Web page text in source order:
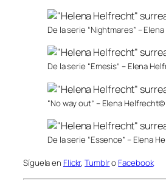
De la serie “Nightmares” –
De la serie “Emesis” – Elena
“No way out” – Elena Helfrecht©
De la serie “Essence” – Elena
Síguela en Flickr,Tumblro Facebook